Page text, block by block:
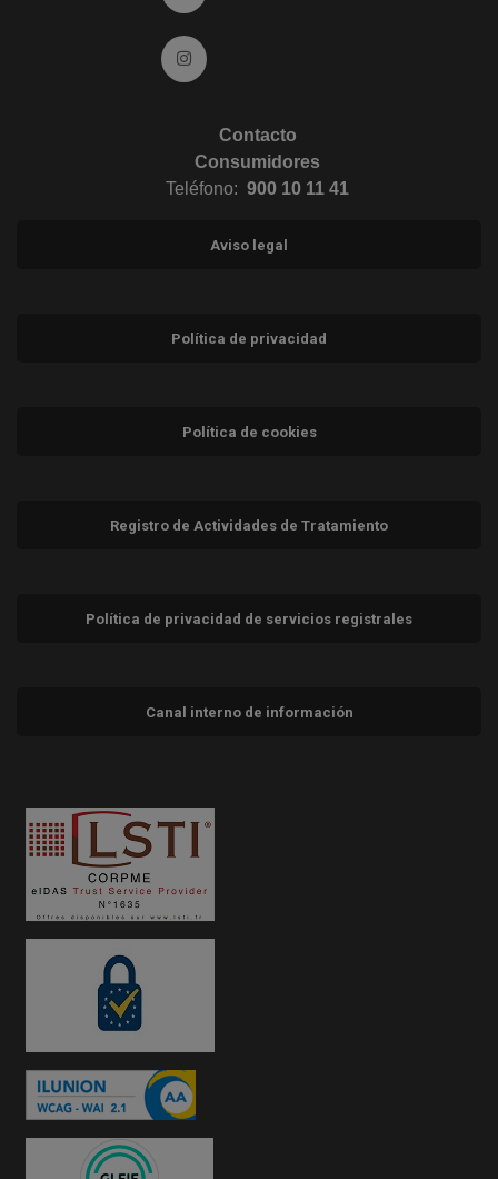
Ir a Instagram (abre en ventana nueva)
Contacto
Consumidores
Teléfono: 900 10 11 41
Aviso legal
Política de privacidad
Política de cookies
Registro de Actividades de Tratamiento
Política de privacidad de servicios registrales
Canal interno de información